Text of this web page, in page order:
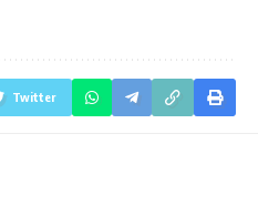
Twitter